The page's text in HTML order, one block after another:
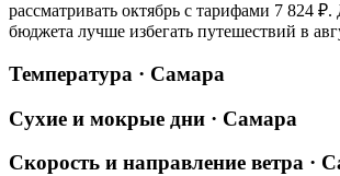
рассматривать октябрь с тарифами 7 824
бюджета лучше избегать путешествий в
Температура · Самара
Сухие и мокрые дни · Самара
Скорость и направление ветра ·